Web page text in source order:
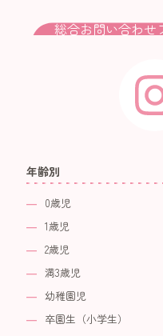
総合お問い合わせ
年齢別
0歳児
1歳児
2歳児
満3歳児
幼稚園児
卒園生（小学生）